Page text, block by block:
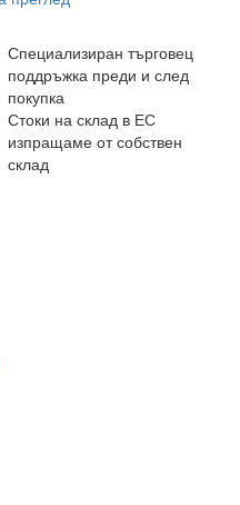
Специализиран търговец
поддръжка преди и след
покупка
Стоки на склад в ЕС
изпращаме от собствен
склад